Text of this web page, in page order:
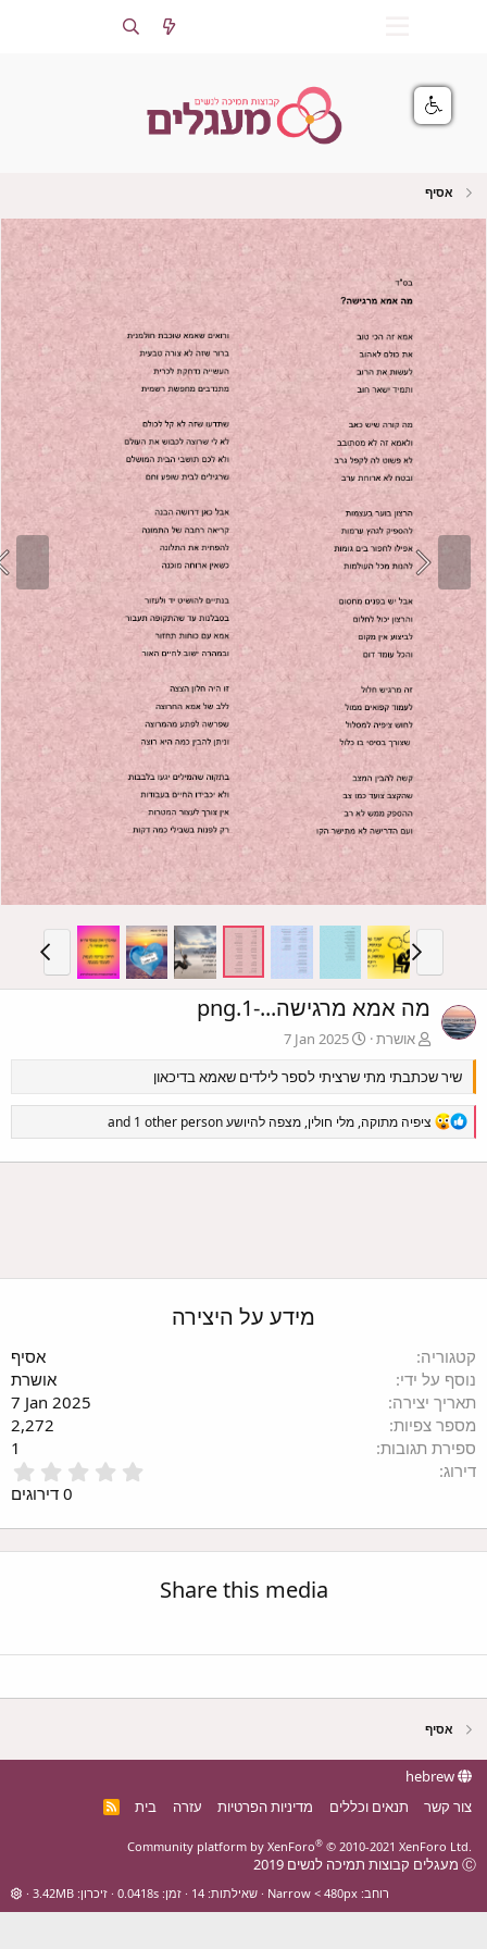
אסיף
מה אמא מרגישה...-1.png
אושרת
7 Jan 2025
שיר שכתבתי מתי שרציתי לספר לילדים שאמא בדיכאון
R
e
:
ציפיה מתוקה,מלי חולין,מצפה להיושעand 1 other person
מידע על היצירה
אסיף
על ידי
אושרת
יצירה
7 Jan 2025
צפיות
2,272
תגובות
0
.
0
כ
Share this media
אסיף
hebrew
צור קשר
תנאים וכללים מדיניות הפרטיות עזרה בית
R
S
Community platform by XenForo® © 2010-2021 XenForo Ltd.
רוחב שאילתות 14 זמן 0.0418s זיכרון 3.42MB